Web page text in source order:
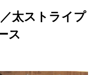
太ストライプ
ス